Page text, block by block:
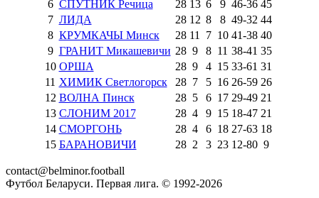
6 СПУТНИК Речица 28 13 6 9 46-36 45
7 ЛИДА 28 12 8 8 49-32 44
8 КРУМКАЧЫ Минск 28 11 7 10 41-38 40
9 ГРАНИТ Микашевичи 28 9 8 11 38-41 35
10 ОРША 28 9 4 15 33-61 31
11 ХИМИК Светлогорск 28 7 5 16 26-59 26
12 ВОЛНА Пинск 28 5 6 17 29-49 21
13 СЛОНИМ 2017 28 4 9 15 18-47 21
14 СМОРГОНЬ 28 4 6 18 27-63 18
15 БАРАНОВИЧИ 28 2 3 23 12-80 9
contact@belminor.football
Футбол Беларуси. Первая лига. © 1992-2026